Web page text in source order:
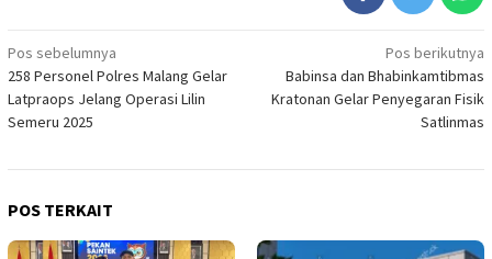
Navigasi
pos
Pos sebelumnya
258 Personel Polres Malang Gelar
Latpraops Jelang Operasi Lilin
Semeru 2025
Pos berikutnya
Babinsa dan Bhabinkamtibmas
Kratonan Gelar Penyegaran Fisik
Satlinmas
POS TERKAIT